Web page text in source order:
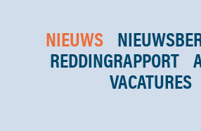
NIEUWS
REDDINGRAPPORT
VACATURES